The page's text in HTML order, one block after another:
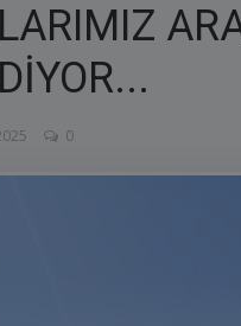
0